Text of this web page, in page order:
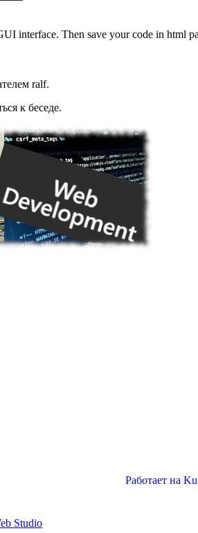
interface. Then save your code in html
ralf.
к беседе.
Работает на
Studio